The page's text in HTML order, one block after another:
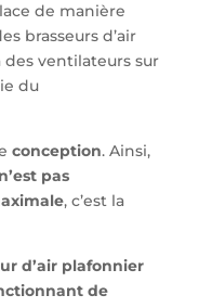
de manière
brasseurs d’air
ventilateurs sur
du
conception. Ainsi,
pas
, c’est la
d’air plafonnier
de